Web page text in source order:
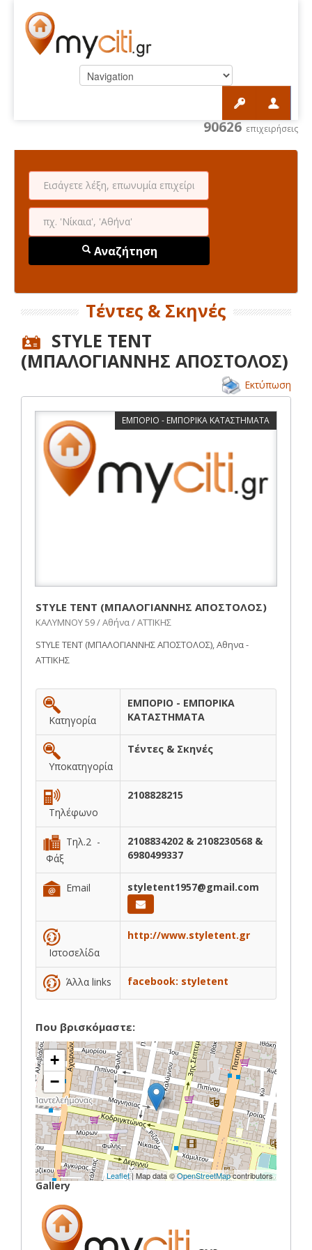
90626 επιχειρήσεις
Αναζήτηση
Τέντες & Σκηνές
STYLE TENT
(ΜΠΑΛΟΓΙΑΝΝΗΣ ΑΠΟΣΤΟΛΟΣ)
Εκτύπωση
ΕΜΠΟΡΙΟ - ΕΜΠΟΡΙΚΑ ΚΑΤΑΣΤΗΜΑΤΑ
STYLE TENT (ΜΠΑΛΟΓΙΑΝΝΗΣ ΑΠΟΣΤΟΛΟΣ)
ΚΑΛΥΜΝΟΥ 59 / Αθήνα / ΑΤΤΙΚΗΣ
STYLE TENT (ΜΠΑΛΟΓΙΑΝΝΗΣ ΑΠΟΣΤΟΛΟΣ), Αθηνα -
ΑΤΤΙΚΗΣ
Κατηγορία
ΕΜΠΟΡΙΟ - ΕΜΠΟΡΙΚΑ
ΚΑΤΑΣΤΗΜΑΤΑ
Υποκατηγορία
Τέντες & Σκηνές
Τηλέφωνο
2108828215
Τηλ.2 -
Φάξ
2108834202 & 2108230568 &
6980499337
Email styletent1957@gmail.com
Ιστοσελίδα
http://www.styletent.gr
Άλλα links facebook: styletent
Που βρισκόμαστε:
+
−
Leaflet| Map data ©OpenStreetMapcontributors
Gallery